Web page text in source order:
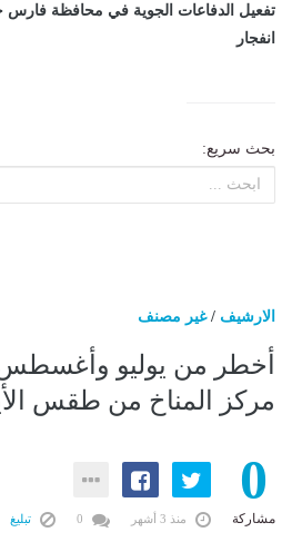
تفعيل الدفاعات الجوية في محافظة فارس
انفجار
بحث سريع:
الارشيف /غير مصنف
أخطر من يوليو
مركز المناخ من طقس
0
مشاركة منذ 3 أشهر تبليغ